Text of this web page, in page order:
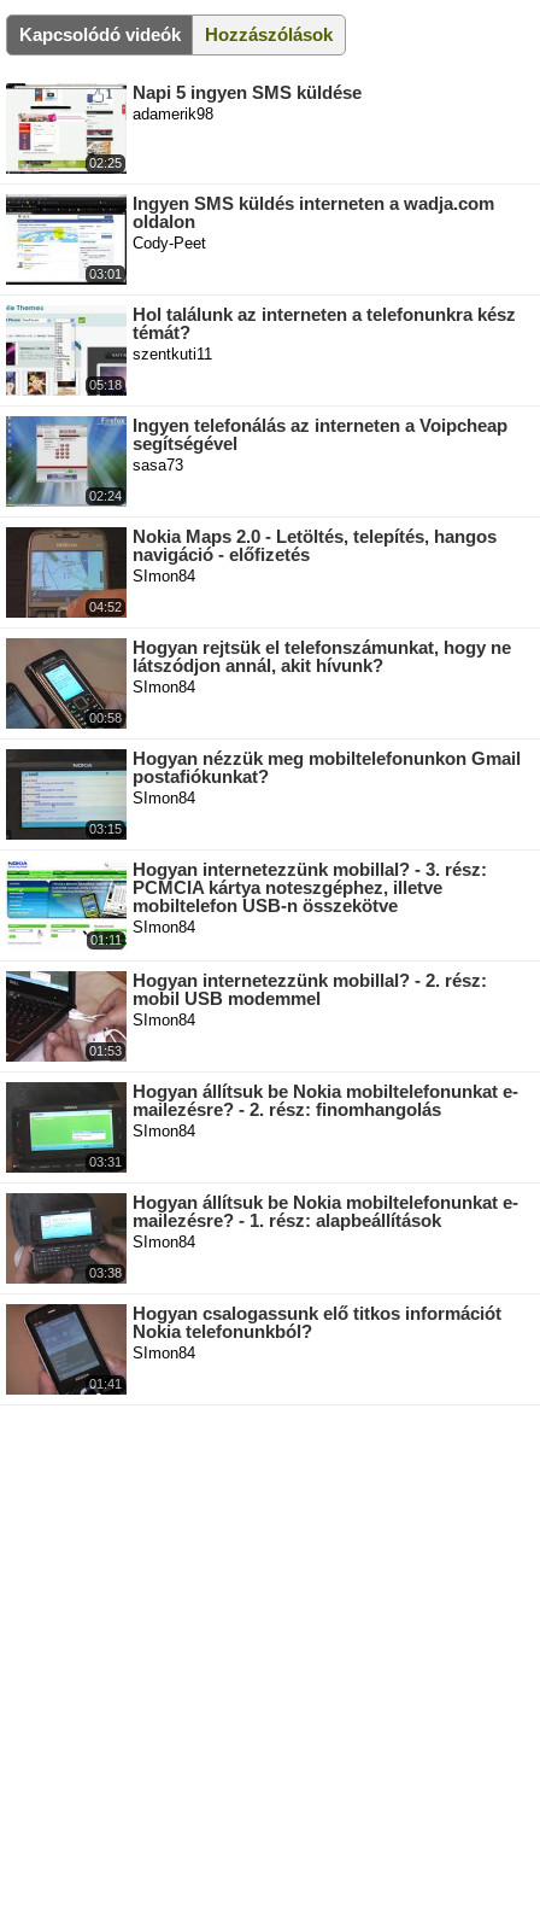
Kapcsolódó videók Hozzászólások
02:25
Napi 5 ingyen SMS küldése
adamerik98
03:01
Ingyen SMS küldés interneten a wadja.com
oldalon
Cody-Peet
05:18
Hol találunk az interneten a telefonunkra kész
témát?
szentkuti11
02:24
Ingyen telefonálás az interneten a Voipcheap
segítségével
sasa73
04:52
Nokia Maps 2.0 - Letöltés, telepítés, hangos
navigáció - előfizetés
SImon84
00:58
Hogyan rejtsük el telefonszámunkat, hogy ne
látszódjon annál, akit hívunk?
SImon84
03:15
Hogyan nézzük meg mobiltelefonunkon Gmail
postafiókunkat?
SImon84
01:11
Hogyan internetezzünk mobillal? - 3. rész:
PCMCIA kártya noteszgéphez, illetve
mobiltelefon USB-n összekötve
SImon84
01:53
Hogyan internetezzünk mobillal? - 2. rész:
mobil USB modemmel
SImon84
03:31
Hogyan állítsuk be Nokia mobiltelefonunkat e-
mailezésre? - 2. rész: finomhangolás
SImon84
03:38
Hogyan állítsuk be Nokia mobiltelefonunkat e-
mailezésre? - 1. rész: alapbeállítások
SImon84
01:41
Hogyan csalogassunk elő titkos információt
Nokia telefonunkból?
SImon84